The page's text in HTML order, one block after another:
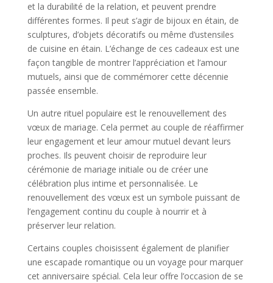
et la durabilité de la relation, et peuvent prendre
différentes formes. Il peut s’agir de bijoux en étain, de
sculptures, d’objets décoratifs ou même d’ustensiles
de cuisine en étain. L’échange de ces cadeaux est une
façon tangible de montrer l’appréciation et l’amour
mutuels, ainsi que de commémorer cette décennie
passée ensemble.
Un autre rituel populaire est le renouvellement des
vœux de mariage. Cela permet au couple de réaffirmer
leur engagement et leur amour mutuel devant leurs
proches. Ils peuvent choisir de reproduire leur
cérémonie de mariage initiale ou de créer une
célébration plus intime et personnalisée. Le
renouvellement des vœux est un symbole puissant de
l’engagement continu du couple à nourrir et à
préserver leur relation.
Certains couples choisissent également de planifier
une escapade romantique ou un voyage pour marquer
cet anniversaire spécial. Cela leur offre l’occasion de se